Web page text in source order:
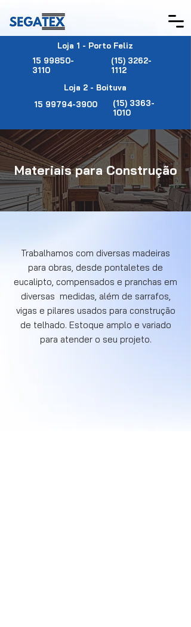
Loja 1 - Porto Feliz
​15 99850-
3110
(15) 3262-
1112
Loja 2 - Boituva
​15 99794-3900
(15) 3363-
1010
Materiais para Construção
Trabalhamos com diversas madeiras
para obras, desde pontaletes de
eucalipto, compensados e pranchas em
diversas medidas, além de sarrafos,
vigas e pilares usados para construção
de telhado. Estoque amplo e variado
para atender o seu projeto.